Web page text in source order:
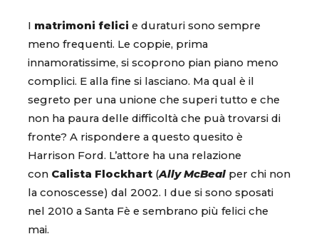
I matrimoni felici e duraturi sono sempre
meno frequenti. Le coppie, prima
innamoratissime, si scoprono pian piano meno
complici. E alla fine si lasciano. Ma qual è il
segreto per una unione che superi tutto e che
non ha paura delle difficoltà che puà trovarsi di
fronte? A rispondere a questo quesito è
Harrison Ford. L’attore ha una relazione
con Calista Flockhart (Ally McBeal per chi non
la conoscesse) dal 2002. I due si sono sposati
nel 2010 a Santa Fè e sembrano più felici che
mai.